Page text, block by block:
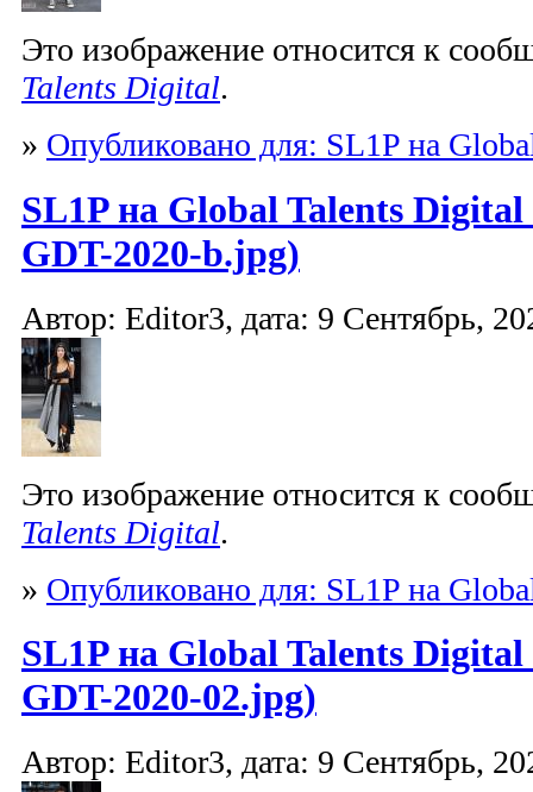
Это изображение относится к
Talents Digital.
» Опубликовано для: SL1P на
SL1P на Global Talents Digital
GDT-2020-b.jpg)
Автор: Editor3, дата: 9 Сентябрь,
Это изображение относится к
Talents Digital.
» Опубликовано для: SL1P на
SL1P на Global Talents Digital
GDT-2020-02.jpg)
Автор: Editor3, дата: 9 Сентябрь,